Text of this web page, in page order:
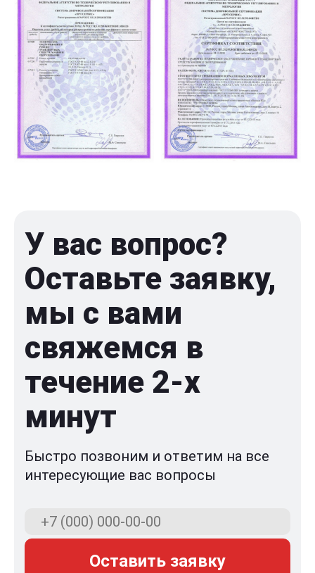
У вас вопрос?
Оставьте заявку,
мы с вами
свяжемся в
течение 2-x
минут
Быстро позвоним и ответим на все
интересующие вас вопросы
Оставить заявку